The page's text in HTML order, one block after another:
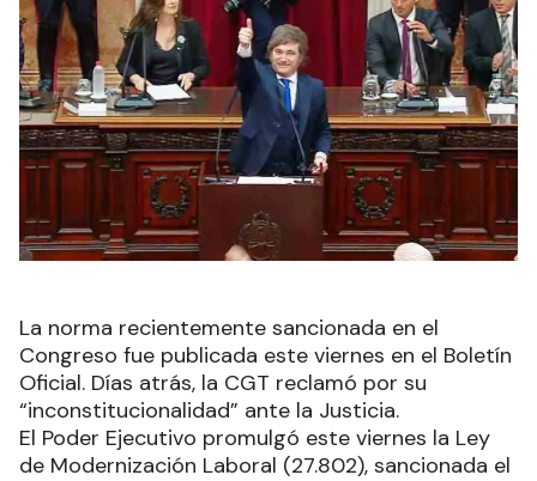
La norma recientemente sancionada en el
Congreso fue publicada este viernes en el Boletín
Oficial. Días atrás, la CGT reclamó por su
“inconstitucionalidad” ante la Justicia.
El Poder Ejecutivo promulgó este viernes la Ley
de Modernización Laboral (27.802), sancionada el